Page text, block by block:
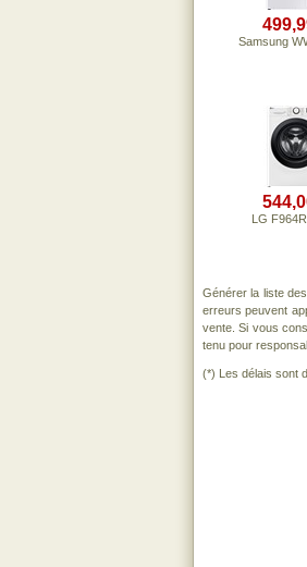
Samsung
LG
Générer la liste
erreurs peuvent
vente. Si vous
tenu pour
(*) Les délais sont